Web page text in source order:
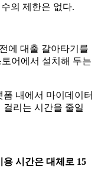
의 제한은 없다.
에 대출 갈아타기를
어에서 설치해 두는
폼 내에서 마이데이터
리는 시간을 줄일
용 시간은 대체로 15